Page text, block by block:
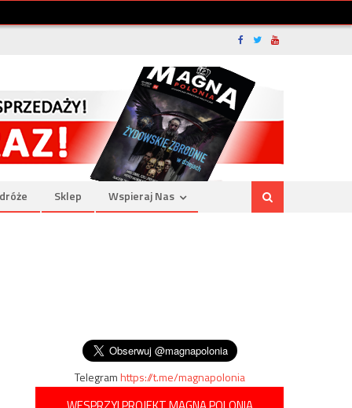
Sklep Wspieraj Nas
Telegramhttps://t.me/magnapolonia